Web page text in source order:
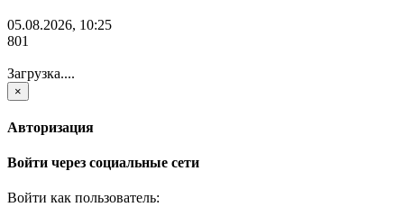
05.08.2026, 10:25
801
Загрузка....
×
Авторизация
Войти через социальные сети
Войти как пользователь: